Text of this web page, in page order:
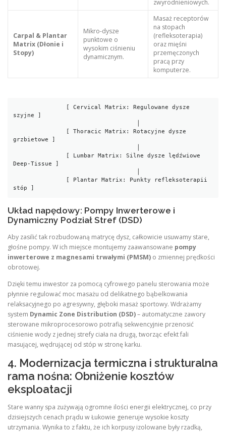
zwyrodnieniowych.
Carpal & Plantar
Matrix (Dłonie i
Stopy)
Mikro-dysze
punktowe o
wysokim ciśnieniu
dynamicznym.
Masaż receptorów
na stopach
(refleksoterapia)
oraz mięśni
przemęczonych
pracą przy
komputerze.
szyjne ]
grzbietowe ]
Deep-Tissue ]
Układ napędowy: Pompy Inwerterowe i
Dynamiczny Podział Stref (DSD)
Aby zasilić tak rozbudowaną matrycę dysz, całkowicie usuwamy stare,
głośne pompy. W ich miejsce montujemy zaawansowane pompy
inwerterowe z magnesami trwałymi (PMSM) o zmiennej prędkości
obrotowej.
Dzięki temu inwestor za pomocą cyfrowego panelu sterowania może
płynnie regulować moc masażu od delikatnego bąbelkowania
relaksacyjnego po agresywny, głęboki masaż sportowy. Wdrażamy
system Dynamic Zone Distribution (DSD)– automatyczne zawory
sterowane mikroprocesorowo potrafią sekwencyjnie przenosić
ciśnienie wody z jednej strefy ciała na drugą, tworząc efekt fali
masującej, wędrującej od stóp w stronę karku.
4. Modernizacja termiczna i strukturalna
rama nośna: Obniżenie kosztów
eksploatacji
Stare wanny spa zużywają ogromne ilości energii elektrycznej, co przy
dzisiejszych cenach prądu w Łukowie generuje wysokie koszty
utrzymania. Wynika to z faktu, że ich korpusy izolowane były rzadką,